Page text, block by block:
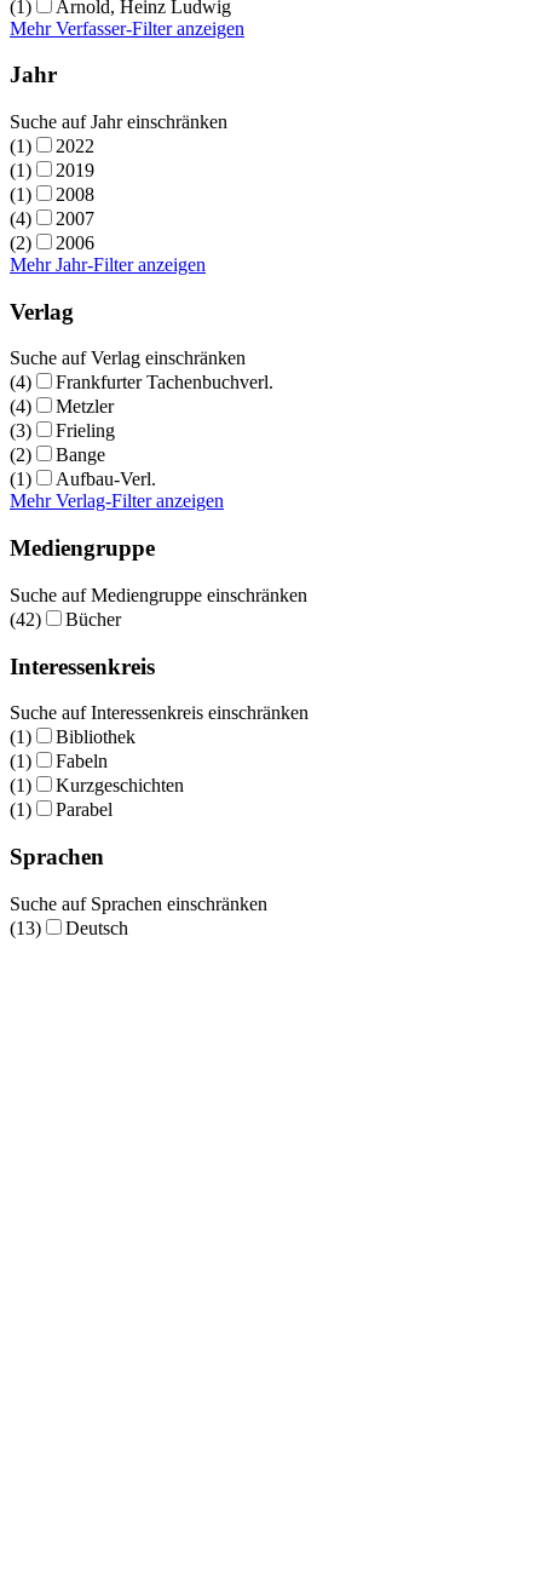
(1)
Arnold, Heinz Ludwig
Mehr Verfasser-Filter anzeigen
Jahr
Suche auf Jahr einschränken
(1)
2022
(1)
2019
(1)
2008
(4)
2007
(2)
2006
Mehr Jahr-Filter anzeigen
Verlag
Suche auf Verlag einschränken
(4)
Frankfurter Tachenbuchverl.
(4)
Metzler
(3)
Frieling
(2)
Bange
(1)
Aufbau-Verl.
Mehr Verlag-Filter anzeigen
Mediengruppe
Suche auf Mediengruppe einschränken
(42)
Bücher
Interessenkreis
Suche auf Interessenkreis einschränken
(1)
Bibliothek
(1)
Fabeln
(1)
Kurzgeschichten
(1)
Parabel
Sprachen
Suche auf Sprachen einschränken
(13)
Deutsch